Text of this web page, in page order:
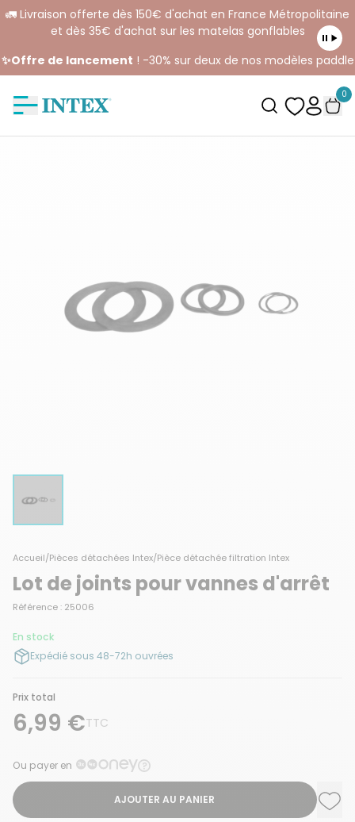
🚛 Livraison offerte dès 150€ d'achat en France Métropolitaine
et dès 35€ d'achat sur les matelas gonflables
✨Offre de lancement ! -30% sur deux de nos modèles paddle
0
Accueil/Pièces détachées Intex/Pièce détachée filtration Intex
Lot de joints pour vannes d'arrêt
Référence : 25006
En stock
Expédié sous 48-72h ouvrées
Prix total
6,99 €TTC
Ou payer en
AJOUTER AU PANIER